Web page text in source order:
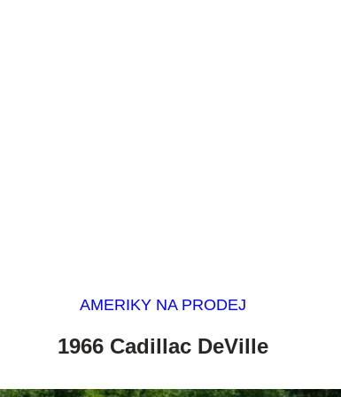
AMERIKY NA PRODEJ
1966 Cadillac DeVille